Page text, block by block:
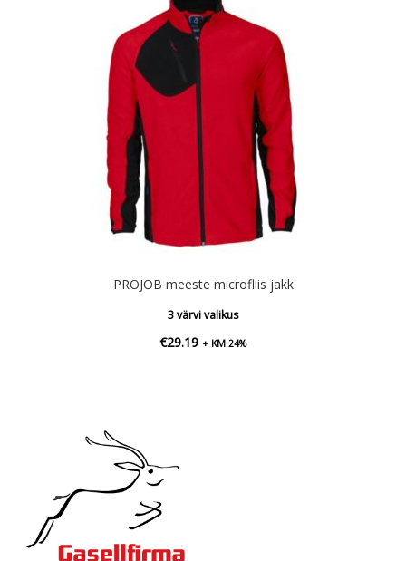
PROJOB meeste microfliis jakk
3 värvi valikus
€29.19 + KM 24%